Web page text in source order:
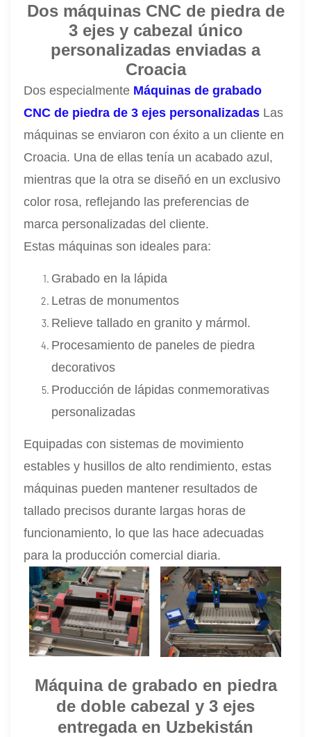
Dos máquinas CNC de piedra de
3 ejes y cabezal único
personalizadas enviadas a
Croacia
Dos especialmente Máquinas de grabado
CNC de piedra de 3 ejes personalizadas Las
máquinas se enviaron con éxito a un cliente en
Croacia. Una de ellas tenía un acabado azul,
mientras que la otra se diseñó en un exclusivo
color rosa, reflejando las preferencias de
marca personalizadas del cliente.
Estas máquinas son ideales para:
Grabado en la lápida
Letras de monumentos
Relieve tallado en granito y mármol.
Procesamiento de paneles de piedra
decorativos
Producción de lápidas conmemorativas
personalizadas
Equipadas con sistemas de movimiento
estables y husillos de alto rendimiento, estas
máquinas pueden mantener resultados de
tallado precisos durante largas horas de
funcionamiento, lo que las hace adecuadas
para la producción comercial diaria.
Máquina de grabado en piedra
de doble cabezal y 3 ejes
entregada en Uzbekistán